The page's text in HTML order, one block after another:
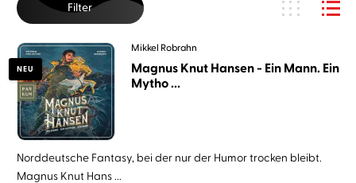
Filter
NEU
Mikkel Robrahn
Magnus Knut Hansen - Ein Mann. Ein
Mytho ...
Norddeutsche Fantasy, bei der nur der Humor trocken bleibt.
Magnus Knut Hans ...